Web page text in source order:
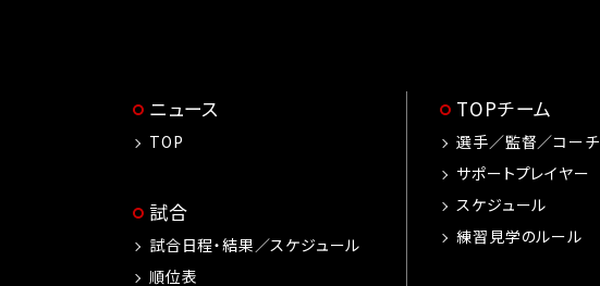
ニュース
TOP
試合
試合日程・結果／スケジュール
順位表
TOPチーム
選手／監督／コーチ
サポートプレイヤー
スケジュール
練習見学のルール